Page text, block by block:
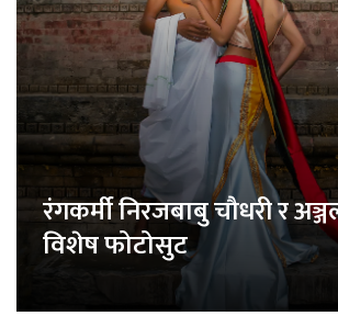
रंगकर्मी निरजबाबु चौधरी र
विशेष फोटोसुट